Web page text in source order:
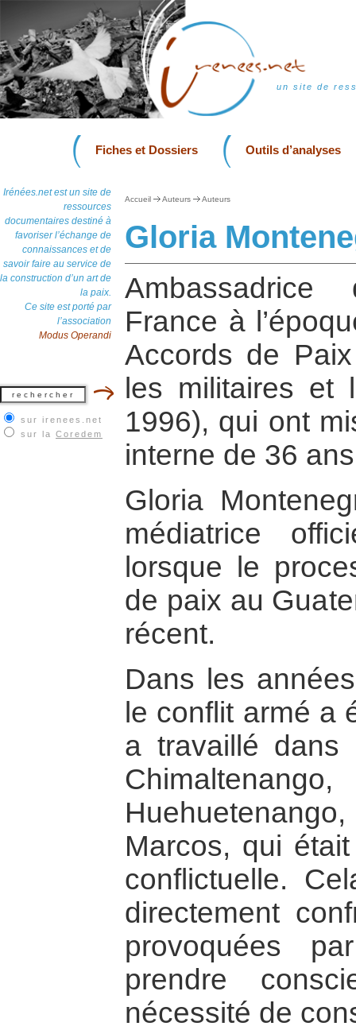
un site de
Fiches et Dossiers Outils d’analyses
Irénées.net est un site de
ressources
documentaires destiné à
favoriser l’échange de
connaissances et de
savoir faire au service de
la construction d’un art de
la paix.
Ce site est porté par
l’association
Modus Operandi
sur irenees.net
sur la Coredem
Accueil Auteurs Auteurs
Gloria
France à
Accords de
les militaires et
1996), qui ont
interne de 36
Gloria
médiatrice
lorsque le
de paix au
récent.
Dans les
le conflit armé a
a travaillé dans
Marcos, qui
conflictuelle.
directement
provoquées
prendre
nécessité de